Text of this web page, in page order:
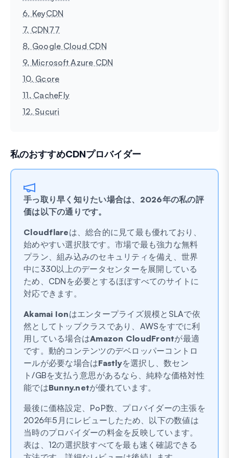
6. KeyCDN
7. CDN77
8. Google Cloud CDN
9. Microsoft Azure CDN
10. Gcore
11. CacheFly
12. Sucuri
私のおすすめCDNプロバイダー
手っ取り早く知りたい場合は、2026年の私の評
価は以下の通りです。
Cloudflareは、総合的に見て最も優れており、
始めやすい選択肢です。市場で最も強力な無料
プラン、組み込みのセキュリティを備え、世界
中に330以上のデータセンターを展開している
ため、CDNを必要とするほぼすべてのサイトに
対応できます。
Akamai Ionはエンタープライズ規模とSLAで依
然としてトップクラスであり、AWSをすでに利
用している場合はAmazon CloudFrontが最適
です。動的コンテンツのデベロッパーコントロ
ールが必要な場合はFastlyを選択し、数セン
ト/GBを支払う意思があるなら、純粋な価格対性
能ではBunny.netが優れています。
最後に価格設定、PoP数、プロバイダーの主張を
2026年5月にレビューしたため、以下の数値は
当時のプロバイダーの料金を反映しています。
表は、12の選択肢すべてを最も速く確認できる